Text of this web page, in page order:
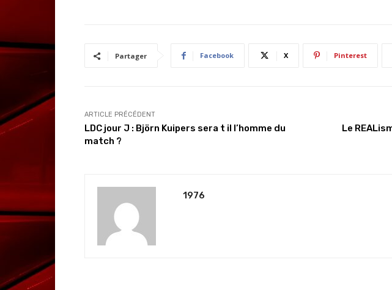
Partager Facebook X Pinterest
ARTICLE PRÉCÉDENT
LDC jour J : Björn Kuipers sera t il l’homme du
match ?
Le
1976